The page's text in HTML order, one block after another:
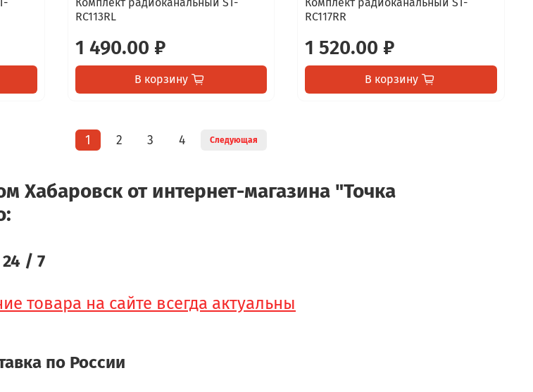
RC113RL
1 490.00 ₽
В корзину
RC117RR
1 520.00 ₽
В корзину
1 2 3 4 Следующая
Хабаровск от интернет-магазина "Точка
/ 7
товара на сайте всегда актуальны
по России